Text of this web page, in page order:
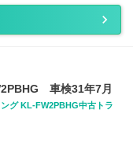
車検31年7月
グ KL-FW2PBHG中古トラ